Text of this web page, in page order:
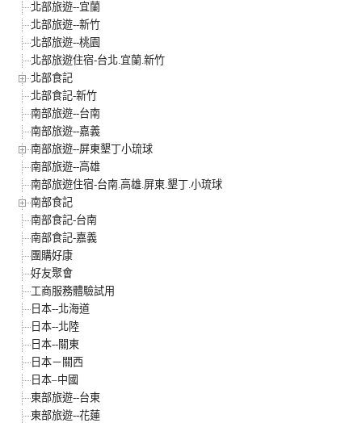
北部旅遊--宜蘭
北部旅遊--新竹
北部旅遊--桃園
北部旅遊住宿-台北.宜蘭.新竹
北部食記
北部食記-新竹
南部旅遊--台南
南部旅遊--嘉義
南部旅遊--屏東墾丁小琉球
南部旅遊--高雄
南部旅遊住宿-台南.高雄.屏東.墾丁.小琉球
南部食記
南部食記-台南
南部食記-嘉義
團購好康
好友聚會
工商服務體驗試用
日本--北海道
日本--北陸
日本--關東
日本－關西
日本–中國
東部旅遊--台東
東部旅遊--花蓮